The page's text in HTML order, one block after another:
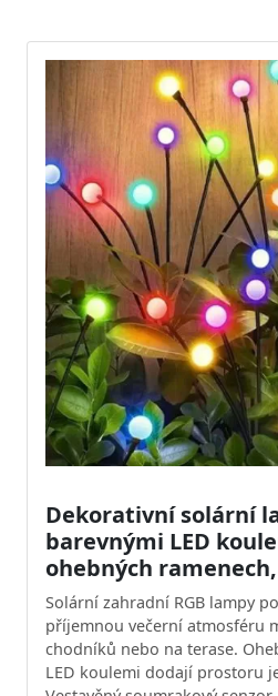
Dekorativní solární
barevnými LED
ohebných ramenech,
Solární zahradní RGB lampy
příjemnou večerní atmosféru
chodníků nebo na terase.
LED koulemi dodají prostoru